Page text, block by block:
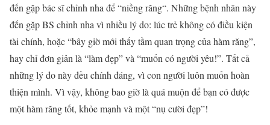
đến gặp bác sĩ chỉnh nha để “niềng răng“. Những bệnh nhân này
đến gặp BS chỉnh nha vì nhiều lý do: lúc trẻ không có điều kiện
tài chính, hoặc “bây giờ mới thấy tầm quan trọng của hàm răng”,
hay chỉ đơn giản là “làm đẹp” và “muốn có người yêu!”. Tất cả
những lý do này đều chính đáng, vì con người luôn muốn hoàn
thiện mình. Vì vậy, không bao giờ là quá muộn để bạn có được
một hàm răng tốt, khỏe mạnh và một “nụ cười đẹp”!